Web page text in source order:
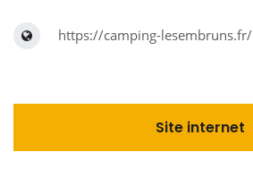
https://camping-lesembruns.fr/
Site internet